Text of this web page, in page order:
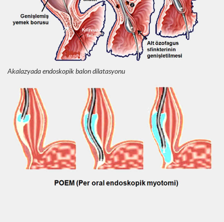
Akalazyada endoskopik balon dilatasyonu